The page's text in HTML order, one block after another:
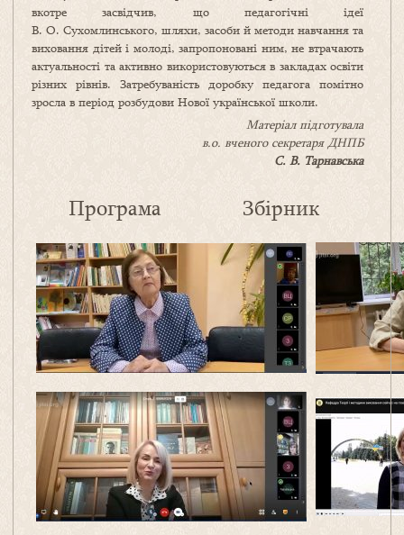
вкотре засвідчив, що педагогічні ідеї
В. О. Сухомлинського, шляхи, засоби й методи навчання та
виховання дітей і молоді, запропоновані ним, не втрачають
актуальності та активно використовуються в закладах освіти
різних рівнів. Затребуваність доробку педагога помітно
зросла в період розбудови Нової української школи.
Матеріал підготувала
в.о. вченого секретаря ДНПБ
С. В. Тарнавська
Програма Збірник